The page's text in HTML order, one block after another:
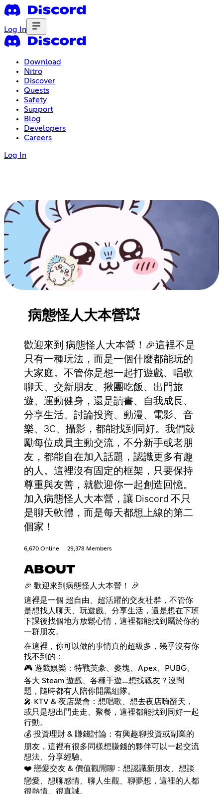
Log In
Download
Nitro
Discover
Quests
Safety
Support
Blog
Developers
Careers
Log In
病態怪人大本營💥
歡迎來到 病態怪人大本營！🎉這裡不是
只有一種玩法，而是一個什麼都能玩的
大家庭。不管你是想一起打遊戲、唱歌
聊天、交新朋友、揪團吃飯、出門旅
遊、運動健身，還是讀書、自我成長、
分享生活、討論投資、動漫、電影、音
樂、3C、攝影，都能找到同好。我們鼓
勵每位成員主動交流，不分新手或老朋
友，都能自在加入話題，認識更多有趣
的人。這裡沒有固定的框架，只要保持
尊重與友善，就歡迎你一起創造回憶。
加入病態怪人大本營，讓 Discord 不只
是聊天軟體，而是每天都想上線的第二
個家！
6,670 Online 29,378 Members
ABOUT
🎉 歡迎來到病態怪人大本營！ 🎉
這裡是一個 超自由、超活躍的交友社群，不管你
是想找人聊天、玩遊戲、分享生活，還是想在下班
下課後找個地方放鬆心情，這裡都能找到屬於你的
一群朋友。
在這裡，你可以做的事情真的超級多，幾乎沒有你
找不到的：
🎮 遊戲娛樂：特戰英豪、麥塊、Apex、PUBG、
各大 Steam 遊戲、各種手遊…想找戰友？沒問
題，隨時都有人陪你開黑組隊。
🎤 KTV & 夜店聚會：想唱歌、想去夜店嗨翻天，
或只是想出門走走、聚餐，這裡都能找到同好一起
行動。
💰 投資理財 & 賺錢討論：有興趣聊投資或副業的
朋友，這裡有很多同樣想賺錢的夥伴可以一起交流
想法、分享經驗。
❤️ 戀愛交友 & 價值觀閒聊：想認識新朋友、想談
戀愛、想聊感情、聊人生觀、聊夢想，這裡的人都
很熱情、很真誠。